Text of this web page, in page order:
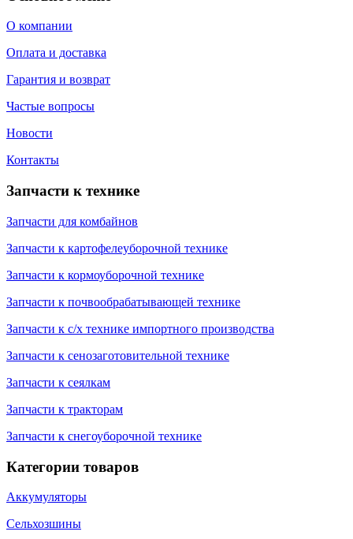
О компании
Оплата и доставка
Гарантия и возврат
Частые вопросы
Новости
Контакты
Запчасти к технике
Запчасти для комбайнов
Запчасти к картофелеуборочной технике
Запчасти к кормоуборочной технике
Запчасти к почвообрабатывающей технике
Запчасти к с/х технике импортного производства
Запчасти к сенозаготовительной технике
Запчасти к сеялкам
Запчасти к тракторам
Запчасти к снегоуборочной технике
Категории товаров
Аккумуляторы
Сельхозшины